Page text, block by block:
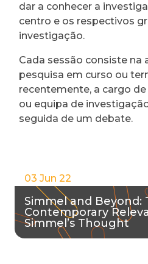
dar a conhecer a
centro e os respectivos
investigação.
Cada sessão consiste na
pesquisa em curso ou
recentemente, a cargo
ou equipa de
seguida de um debate.
03 Jun 22
Simmel and Beyond:
Contemporary
Simmel’s Thought